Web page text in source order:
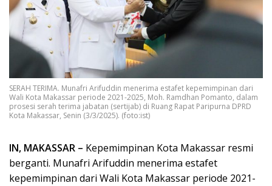
SERAH TERIMA. Munafri Arifuddin menerima estafet kepemimpinan dari
Wali Kota Makassar periode 2021-2025, Moh. Ramdhan Pomanto, dalam
prosesi serah terima jabatan (sertijab) di Ruang Rapat Paripurna DPRD
Kota Makassar, Senin (3/3/2025). (foto:ist)
IN, MAKASSAR – Kepemimpinan Kota Makassar resmi
berganti. Munafri Arifuddin menerima estafet
kepemimpinan dari Wali Kota Makassar periode 2021-